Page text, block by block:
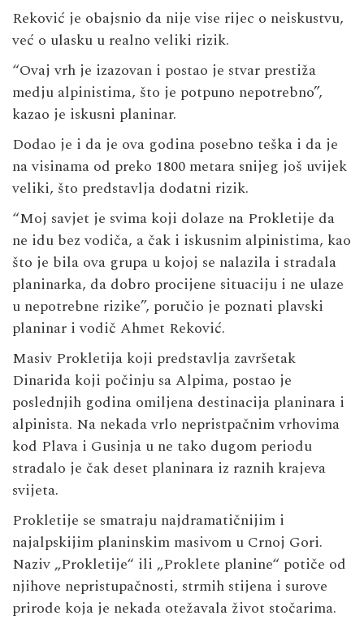
Reković je obajsnio da nije vise rijec o neiskustvu,
već o ulasku u realno veliki rizik.
“Ovaj vrh je izazovan i postao je stvar prestiža
medju alpinistima, što je potpuno nepotrebno”,
kazao je iskusni planinar.
Dodao je i da je ova godina posebno teška i da je
na visinama od preko 1800 metara snijeg još uvijek
veliki, što predstavlja dodatni rizik.
“Moj savjet je svima koji dolaze na Prokletije da
ne idu bez vodiča, a čak i iskusnim alpinistima, kao
što je bila ova grupa u kojoj se nalazila i stradala
planinarka, da dobro procijene situaciju i ne ulaze
u nepotrebne rizike”, poručio je poznati plavski
planinar i vodič Ahmet Reković.
Masiv Prokletija koji predstavlja završetak
Dinarida koji počinju sa Alpima, postao je
poslednjih godina omiljena destinacija planinara i
alpinista. Na nekada vrlo nepristpačnim vrhovima
kod Plava i Gusinja u ne tako dugom periodu
stradalo je čak deset planinara iz raznih krajeva
svijeta.
Prokletije se smatraju najdramatičnijim i
najalpskijim planinskim masivom u Crnoj Gori.
Naziv „Prokletije“ ili „Proklete planine“ potiče od
njihove nepristupačnosti, strmih stijena i surove
prirode koja je nekada otežavala život stočarima.